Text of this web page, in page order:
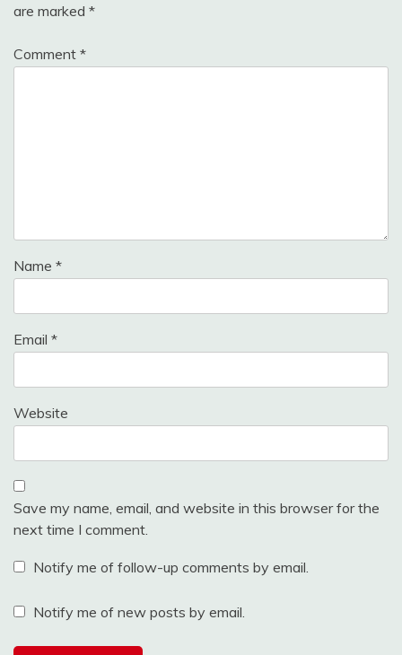
are marked *
Comment *
Name *
Email *
Website
Save my name, email, and website in this browser for the
next time I comment.
Notify me of follow-up comments by email.
Notify me of new posts by email.